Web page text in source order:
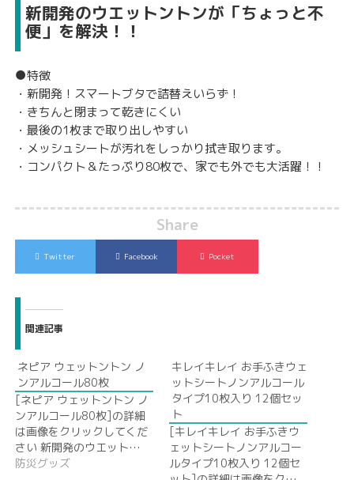
新開発のウエットントンが「ちょっと不
便」を解決！！
●特徴
・新開発！スマートブタで詰替えいらず！
・きちんと閉まって乾きにくい
・最後の1枚まで取り出しやすい
・メッシュシートが汚れをしっかり拭き取ります。
・コンパクト＆たっぷり80枚で、家でも外でも大活躍！！
Share
Twitter Facebook Pocket
関連記事
ネピア ウェットントン ノ
ンアルコール80枚
[ネピア ウェットントン ノ
ンアルコール80枚]の詳細
は画像をクリックしてくだ
さい 新開発のウエット…
防災グッズ
キレイキレイ お手ふきウェ
ットシートノンアルコール
タイプ10枚入り 12個セッ
ト
[キレイキレイ お手ふきウ
ェットシートノンアルコー
ルタイプ10枚入り 12個セ